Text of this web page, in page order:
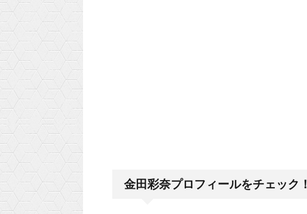
金田彩奈プロフィールをチェック！